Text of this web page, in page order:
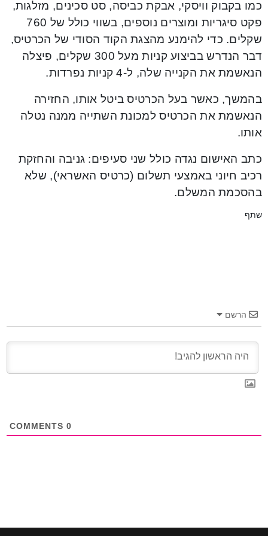
כמו בקבוק וויסקי, אבקת כביסה, סט סכינים, מזלגות,
פקט סיגריות ומוצרים נוספים, בשווי כולל של 760
שקלים. כדי להימנע מהצגת הקוד הסודי של הכרטיס,
דבר הנדרש בביצוע קניות מעל 300 שקלים, פיצלה
הנאשמת את הקנייה שלה, ל-4 קניות נפרדות.
בהמשך, כאשר בעל הכרטיס ביטל אותו, החזירה
הנאשמת את הכרטיס למכונת השתייה ממנה נטלה
אותו.
כתב האישום נגדה כולל שני סעיפים: גניבה והחזקת
רכיב חיוני באמצעי תשלום (כרטיס האשראי), שלא
בהסכמת המשלם.
שתף
הרשם
0